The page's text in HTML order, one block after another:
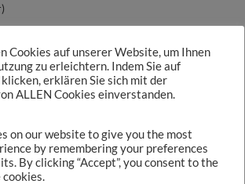
hinterlegt.
vorbehalten.Preise auf Anfrage.
Cookies auf unserer Website, um Ihnen
zu erleichtern. Indem Sie auf
erklären Sie sich mit der
ALLEN Cookies einverstanden.
on our website to give you the most
by remembering your preferences
By clicking “Accept”, you consent to the
cookies.